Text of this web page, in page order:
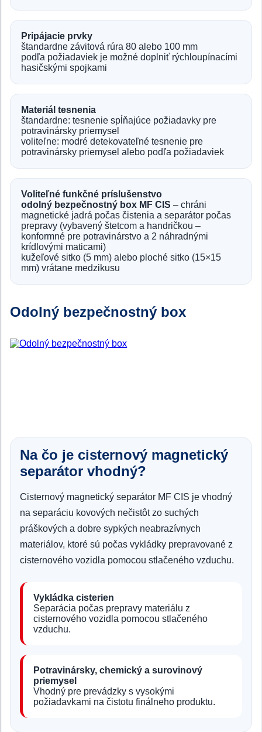
Pripájacie prvky
štandardne závitová rúra 80 alebo 100 mm
podľa požiadaviek je možné doplniť rýchloupínacími
hasičskými spojkami
Materiál tesnenia
štandardne: tesnenie spĺňajúce požiadavky pre
potravinársky priemysel
voliteľne: modré detekovateľné tesnenie pre
potravinársky priemysel alebo podľa požiadaviek
Voliteľné funkčné príslušenstvo
odolný bezpečnostný box MF CIS – chráni
magnetické jadrá počas čistenia a separátor počas
prepravy (vybavený štetcom a handričkou –
konformné pre potravinárstvo a 2 náhradnými
krídlovými maticami)
kužeľové sitko (5 mm) alebo ploché sitko (15×15
mm) vrátane medzikusu
Odolný bezpečnostný box
Na čo je cisternový magnetický
separátor vhodný?
Cisternový magnetický separátor MF CIS je vhodný
na separáciu kovových nečistôt zo suchých
práškových a dobre sypkých neabrazívnych
materiálov, ktoré sú počas vykládky prepravované z
cisternového vozidla pomocou stlačeného vzduchu.
Vykládka cisterien
Separácia počas prepravy materiálu z
cisternového vozidla pomocou stlačeného
vzduchu.
Potravinársky, chemický a surovinový
priemysel
Vhodný pre prevádzky s vysokými
požiadavkami na čistotu finálneho produktu.